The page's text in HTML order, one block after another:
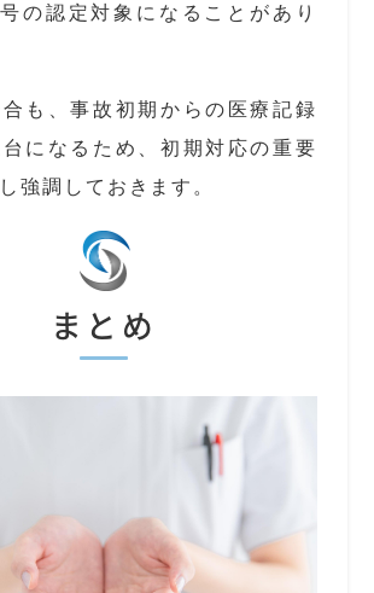
の認定対象になることがあり
も、事故初期からの医療記録
になるため、初期対応の重要
強調しておきます。
まとめ